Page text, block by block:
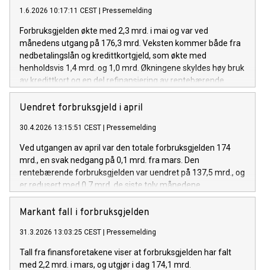
1.6.2026 10:17:11 CEST | Pressemelding
Forbruksgjelden økte med 2,3 mrd. i mai og var ved
månedens utgang på 176,3 mrd. Veksten kommer både fra
nedbetalingslån og kredittkortgjeld, som økte med
henholdsvis 1,4 mrd. og 1,0 mrd. Økningene skyldes høy bruk
av kredittkort og en del refinansiering av rentebærende
kredittkortgjeld til nedbetalingslån.
Uendret forbruksgjeld i april
30.4.2026 13:15:51 CEST | Pressemelding
Ved utgangen av april var den totale forbruksgjelden 174
mrd., en svak nedgang på 0,1 mrd. fra mars. Den
rentebærende forbruksgjelden var uendret på 137,5 mrd., og
er redusert med 0,7 mrd. de siste tolv månedene.
Markant fall i forbruksgjelden
31.3.2026 13:03:25 CEST | Pressemelding
Tall fra finansforetakene viser at forbruksgjelden har falt
med 2,2 mrd. i mars, og utgjør i dag 174,1 mrd.